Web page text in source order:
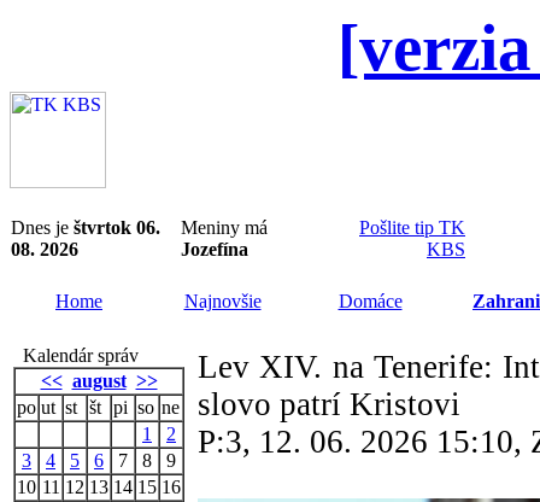
Dnes je štvrtok 06.
08. 2026
Meniny má
Jozefína
Pošlite tip TK
KBS
Home Najnovšie Domáce
Kalendár správ
<< august >>
po ut st št pi so ne
1
2
3
4 5 6 7 8
9
10 11 12 13 14 15 16
Lev XIV. na Tenerife:
slovo patrí Kristovi
P:3, 12. 06. 2026 15:10,